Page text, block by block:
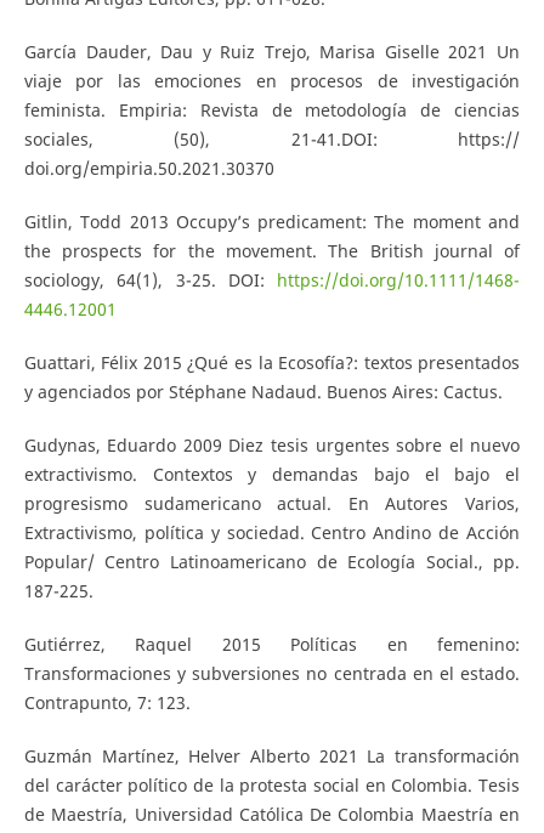
García Dauder, Dau y Ruiz Trejo, Marisa Giselle 2021 Un
viaje por las emociones en procesos de investigación
feminista. Empiria: Revista de metodología de ciencias
sociales, (50), 21-41.DOI: https://
doi.org/empiria.50.2021.30370
Gitlin, Todd 2013 Occupy’s predicament: The moment and
the prospects for the movement. The British journal of
sociology, 64(1), 3-25. DOI: https://doi.org/10.1111/1468-
4446.12001
Guattari, Félix 2015 ¿Qué es la Ecosofía?: textos presentados
y agenciados por Stéphane Nadaud. Buenos Aires: Cactus.
Gudynas, Eduardo 2009 Diez tesis urgentes sobre el nuevo
extractivismo. Contextos y demandas bajo el bajo el
progresismo sudamericano actual. En Autores Varios,
Extractivismo, política y sociedad. Centro Andino de Acción
Popular/ Centro Latinoamericano de Ecología Social., pp.
187-225.
Gutiérrez, Raquel 2015 Políticas en femenino:
Transformaciones y subversiones no centrada en el estado.
Contrapunto, 7: 123.
Guzmán Martínez, Helver Alberto 2021 La transformación
del carácter político de la protesta social en Colombia. Tesis
de Maestría, Universidad Católica De Colombia Maestría en